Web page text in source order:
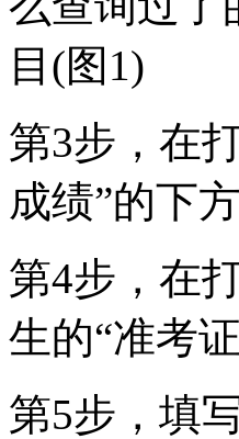
第3步，在
成绩”的下
第4步，在
生的“准考
第5步，填